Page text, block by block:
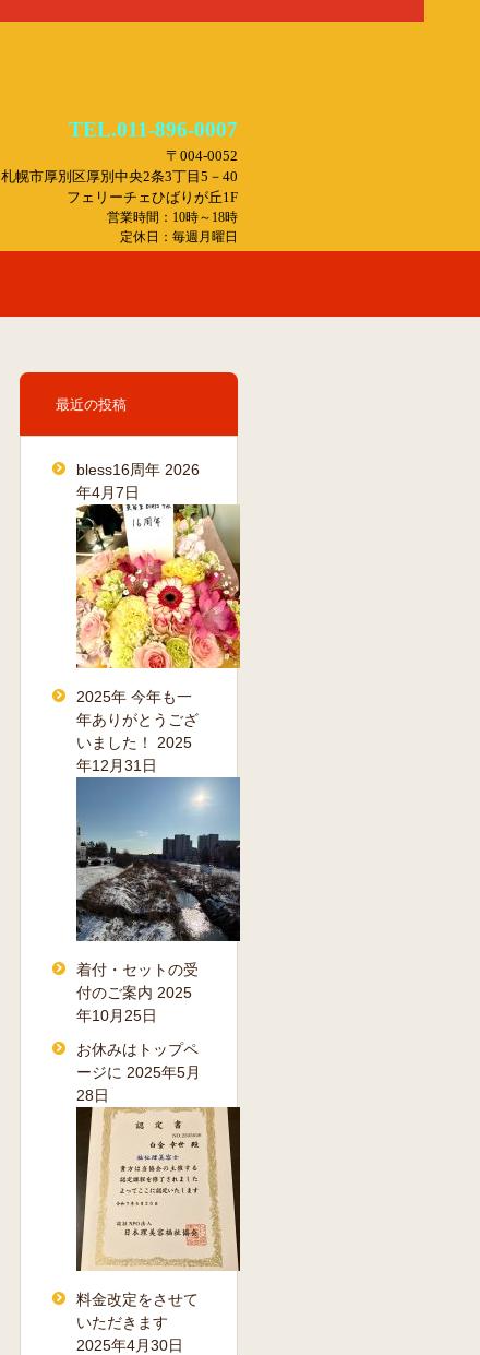
TEL.011-896-0007
〒004-0052
札幌市厚別区厚別中央2条3丁目5－40
フェリーチェひばりが丘1F
営業時間：10時～18時
定休日：毎週月曜日
最近の投稿
bless16周年 2026
年4月7日
2025年 今年も一
年ありがとうござ
いました！
2025
年12月31日
着付・セットの受
付のご案内 2025
年10月25日
お休みはトップペ
ージに 2025年5月
28日
料金改定をさせて
いただきます
2025年4月30日